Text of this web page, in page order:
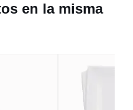
en la misma